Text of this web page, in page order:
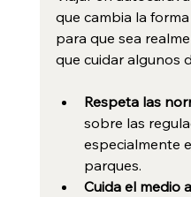
que cambia la
para que sea
que cuidar algunos
Respeta las
sobre las
especialmente
parques.
Cuida el medio